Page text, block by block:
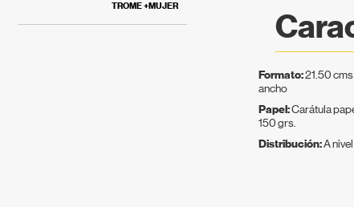
TROME +MUJER
Formato:21.50
ancho
Papel:Carátula
150 grs.
Distribución:A